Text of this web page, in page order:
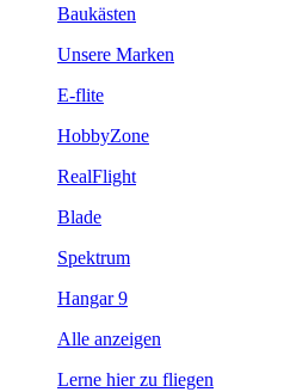
Baukästen
Unsere Marken
E-flite
HobbyZone
RealFlight
Blade
Spektrum
Hangar 9
Alle anzeigen
Lerne hier zu fliegen